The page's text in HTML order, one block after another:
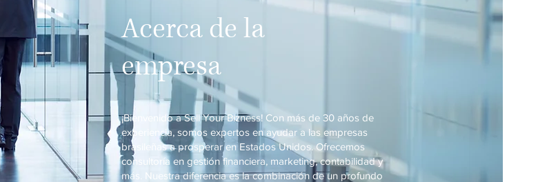
Acerca de la
empresa
¡Bienvenido a Sell Your Bizness! Con más de 30 años de
experiencia, somos expertos en ayudar a las empresas
brasileñas a prosperar en Estados Unidos. Ofrecemos
consultoría en gestión financiera, marketing, contabilidad y
más. Nuestra diferencia es la combinación de un profundo